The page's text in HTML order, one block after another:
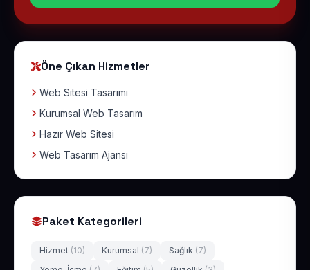
Öne Çıkan Hizmetler
Web Sitesi Tasarımı
Kurumsal Web Tasarım
Hazır Web Sitesi
Web Tasarım Ajansı
Paket Kategorileri
Hizmet (10) Kurumsal (7) Sağlık (7)